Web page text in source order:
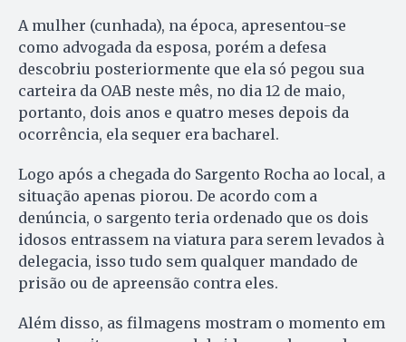
A mulher (cunhada), na época, apresentou-se
como advogada da esposa, porém a defesa
descobriu posteriormente que ela só pegou sua
carteira da OAB neste mês, no dia 12 de maio,
portanto, dois anos e quatro meses depois da
ocorrência, ela sequer era bacharel.
Logo após a chegada do Sargento Rocha ao local, a
situação apenas piorou. De acordo com a
denúncia, o sargento teria ordenado que os dois
idosos entrassem na viatura para serem levados à
delegacia, isso tudo sem qualquer mandado de
prisão ou de apreensão contra eles.
Além disso, as filmagens mostram o momento em